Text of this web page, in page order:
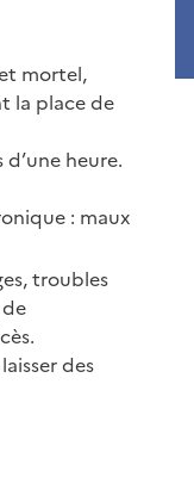
mortel,
la place de
heure.
: maux
troubles
des